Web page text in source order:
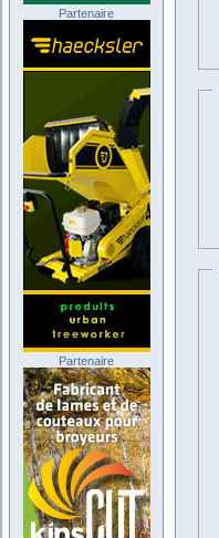
Partenaire
Partenaire